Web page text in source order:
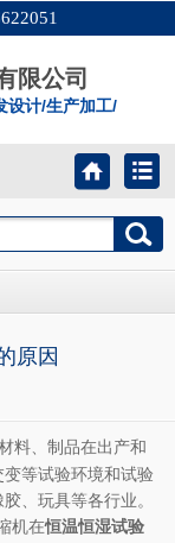
限公司
设计/生产加工/
原因
料、制品在出产和
等试验环境和试验
、玩具等各行业。
机在恒温恒湿试验